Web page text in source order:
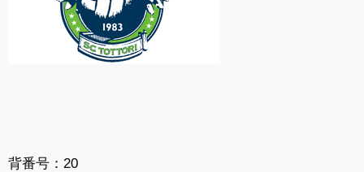
背番号：20